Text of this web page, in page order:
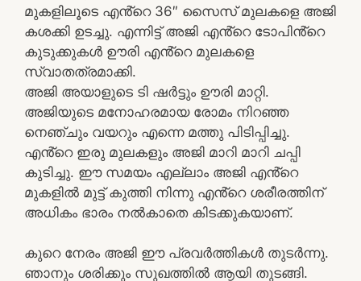
മുകളിലൂടെ എൻ്റെ 36″ സൈസ് മുലകളെ അജി
കശക്കി ഉടച്ചു. എന്നിട്ട് അജി എൻ്റെ ടോപിൻ്റെ
കുടുക്കുകൾ ഊരി എൻ്റെ മുലകളെ
സ്വാതത്രമാക്കി.
അജി അയാളുടെ ടി ഷർട്ടും ഊരി മാറ്റി.
അജിയുടെ മനോഹരമായ രോമം നിറഞ്ഞ
നെഞ്ചും വയറും എന്നെ മത്തു പിടിപ്പിച്ചു.
എൻ്റെ ഇരു മുലകളും അജി മാറി മാറി ചപ്പി
കുടിച്ചു. ഈ സമയം എല്ലാം അജി എൻ്റെ
മുകളിൽ മുട്ട് കുത്തി നിന്നു എൻ്റെ ശരീരത്തിന്
അധികം ഭാരം നൽകാതെ കിടക്കുകയാണ്‌.
കുറെ നേരം അജി ഈ പ്രവർത്തികൾ തുടർന്നു.
ഞാനും ശരിക്കും സുഖത്തിൽ ആയി തുടങ്ങി.